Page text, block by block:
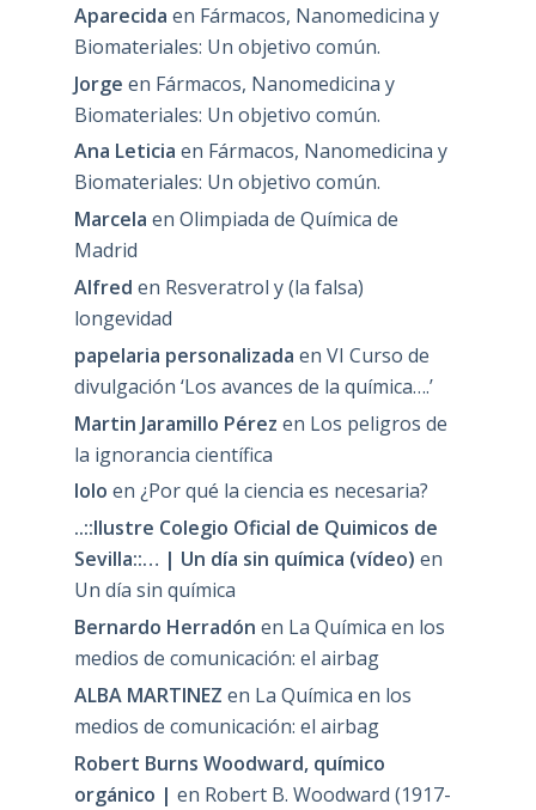
Aparecida en Fármacos, Nanomedicina y
Biomateriales: Un objetivo común.
Jorge en Fármacos, Nanomedicina y
Biomateriales: Un objetivo común.
Ana Leticia en Fármacos, Nanomedicina y
Biomateriales: Un objetivo común.
Marcela en Olimpiada de Química de
Madrid
Alfred en Resveratrol y (la falsa)
longevidad
papelaria personalizada en VI Curso de
divulgación ‘Los avances de la química….’
Martin Jaramillo Pérez en Los peligros de
la ignorancia científica
lolo en ¿Por qué la ciencia es necesaria?
..::Ilustre Colegio Oficial de Quimicos de
Sevilla::… | Un día sin química (vídeo) en
Un día sin química
Bernardo Herradón en La Química en los
medios de comunicación: el airbag
ALBA MARTINEZ en La Química en los
medios de comunicación: el airbag
Robert Burns Woodward, químico
orgánico | en Robert B. Woodward (1917-